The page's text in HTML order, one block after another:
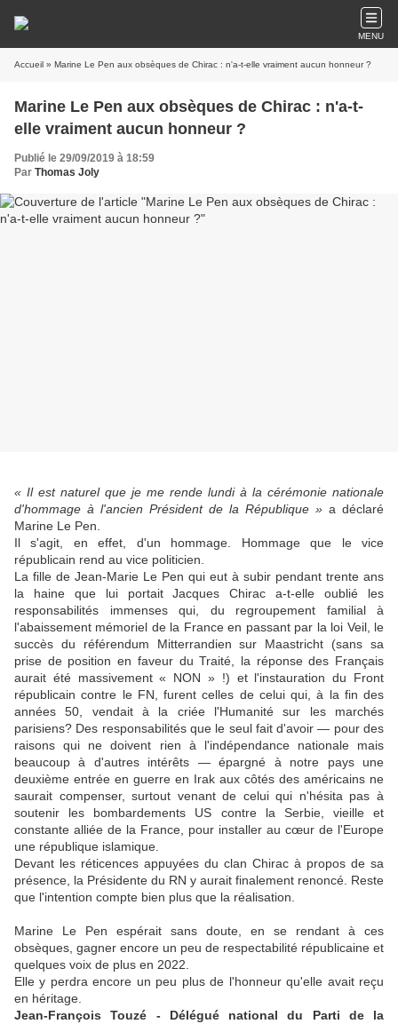
MENU
Accueil » Marine Le Pen aux obsèques de Chirac : n'a-t-elle vraiment aucun honneur ?
Marine Le Pen aux obsèques de Chirac : n'a-t-
elle vraiment aucun honneur ?
Publié le 29/09/2019 à 18:59
Par Thomas Joly
« Il est naturel que je me rende lundi à la cérémonie nationale
d'hommage à l'ancien Président de la République » a déclaré
Marine Le Pen.
Il s'agit, en effet, d'un hommage. Hommage que le vice
républicain rend au vice politicien.
La fille de Jean-Marie Le Pen qui eut à subir pendant trente ans
la haine que lui portait Jacques Chirac a-t-elle oublié les
responsabilités immenses qui, du regroupement familial à
l'abaissement mémoriel de la France en passant par la loi Veil, le
succès du référendum Mitterrandien sur Maastricht (sans sa
prise de position en faveur du Traité, la réponse des Français
aurait été massivement« NON » !) et l'instauration du Front
républicain contre le FN, furent celles de celui qui, à la fin des
années 50, vendait à la criée l'Humanité sur les marchés
parisiens? Des responsabilités que le seul fait d'avoir — pour des
raisons qui ne doivent rien à l'indépendance nationale mais
beaucoup à d'autres intérêts — épargné à notre pays une
deuxième entrée en guerre en Irak aux côtés des américains ne
saurait compenser, surtout venant de celui qui n'hésita pas à
soutenir les bombardements US contre la Serbie, vieille et
constante alliée de la France, pour installer au cœur de l'Europe
une république islamique.
Devant les réticences appuyées du clan Chirac à propos de sa
présence, la Présidente du RN y aurait finalement renoncé. Reste
que l'intention compte bien plus que la réalisation.
Marine Le Pen espérait sans doute, en se rendant à ces
obsèques, gagner encore un peu de respectabilité républicaine et
quelques voix de plus en 2022.
Elle y perdra encore un peu plus de l'honneur qu'elle avait reçu
en héritage.
Jean-François Touzé - Délégué national du Parti de la